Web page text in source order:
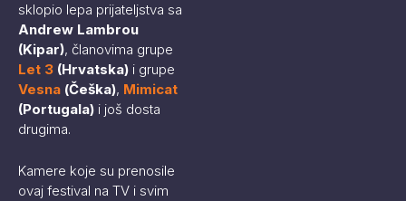
sklopio lepa prijateljstva sa
Andrew Lambrou
(Kipar), članovima grupe
Let 3 (Hrvatska) i grupe
Vesna (Češka), Mimicat
(Portugala) i još dosta
drugima.
Kamere koje su prenosile
ovaj festival na TV i svim